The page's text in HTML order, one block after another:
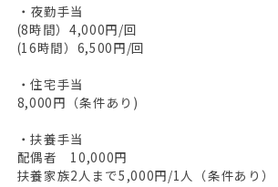
・夜勤手当
(8時間）4,000円/回
(16時間）6,500円/回
・住宅手当
8,000円（条件あり)
・扶養手当
配偶者 10,000円
扶養家族2人まで5,000円/1人（条件あり）